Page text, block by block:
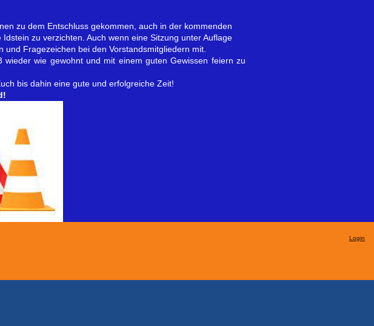
zu dem Entschluss gekommen, auch in der kommenden
zu verzichten. Auch wenn eine Sitzung unter Auflage
Fragezeichen bei den Vorstandsmitgliedern mit.
wie gewohnt und mit einem guten Gewissen feiern zu
bis dahin eine gute und erfolgreiche Zeit!
Login